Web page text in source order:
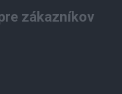
zákazníkov